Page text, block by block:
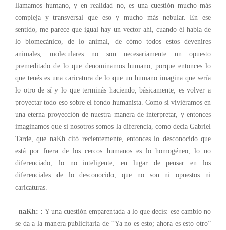
llamamos humano, y en realidad no, es una cuestión mucho más
compleja y transversal que eso y mucho más nebular. En ese
sentido, me parece que igual hay un vector ahí, cuando él habla de
lo biomecánico, de lo animal, de cómo todos estos devenires
animales, moleculares no son necesariamente un opuesto
premeditado de lo que denominamos humano, porque entonces lo
que tenés es una caricatura de lo que un humano imagina que sería
lo otro de sí y lo que terminás haciendo, básicamente, es volver a
proyectar todo eso sobre el fondo humanista. Como si viviéramos en
una eterna proyección de nuestra manera de interpretar, y entonces
imaginamos que si nosotros somos la diferencia, como decía Gabriel
Tarde, que naKh citó recientemente, entonces lo desconocido que
está por fuera de los cercos humanos es lo homogéneo, lo no
diferenciado, lo no inteligente, en lugar de pensar en los
diferenciales de lo desconocido, que no son ni opuestos ni
caricaturas.
–naKh: : Y una cuestión emparentada a lo que decís: ese cambio no
se da a la manera publicitaria de “Ya no es esto; ahora es esto otro”